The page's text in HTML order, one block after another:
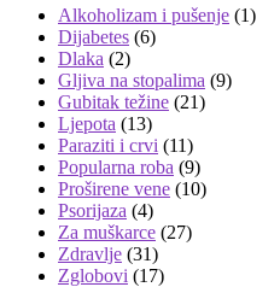
Alkoholizam i pušenje (1)
Dijabetes (6)
Dlaka (2)
Gljiva na stopalima (9)
Gubitak težine (21)
Ljepota (13)
Paraziti i crvi (11)
Popularna roba (9)
Proširene vene (10)
Psorijaza (4)
Za muškarce (27)
Zdravlje (31)
Zglobovi (17)